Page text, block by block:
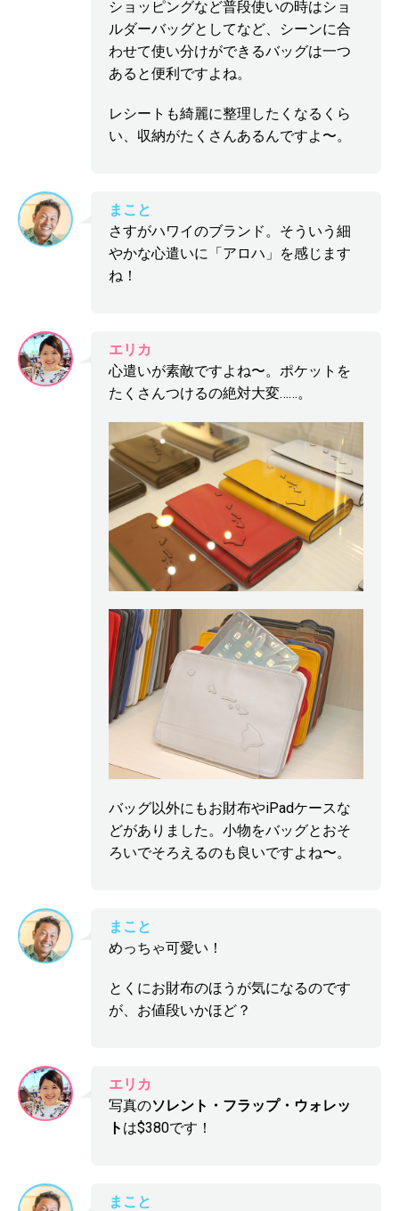
ショッピングなど普段使いの時はショ
ルダーバッグとしてなど、シーンに合
わせて使い分けができるバッグは一つ
あると便利ですよね。
レシートも綺麗に整理したくなるくら
い、収納がたくさんあるんですよ〜。
まこと
さすがハワイのブランド。そういう細
やかな心遣いに「アロハ」を感じます
ね！
エリカ
心遣いが素敵ですよね〜。ポケットを
たくさんつけるの絶対大変……。
バッグ以外にもお財布やiPadケースな
どがありました。小物をバッグとおそ
ろいでそろえるのも良いですよね〜。
まこと
めっちゃ可愛い！
とくにお財布のほうが気になるのです
が、お値段いかほど？
エリカ
写真のソレント・フラップ・ウォレッ
ト は$380です！
まこと